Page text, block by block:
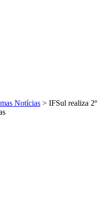
Notícias > IFSul realiza 2º